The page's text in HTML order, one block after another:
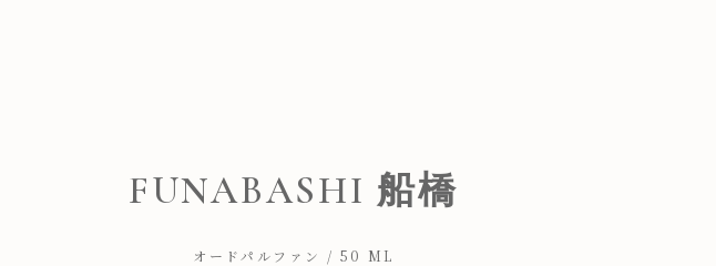
FUNABASHI 船橋
オードパルファン / 50 ML